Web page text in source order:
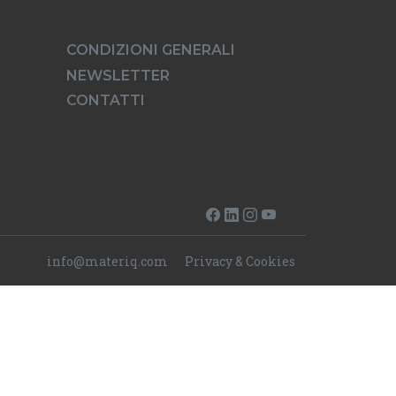
CONDIZIONI GENERALI
NEWSLETTER
CONTATTI
info@materiq.com Privacy & Cookies